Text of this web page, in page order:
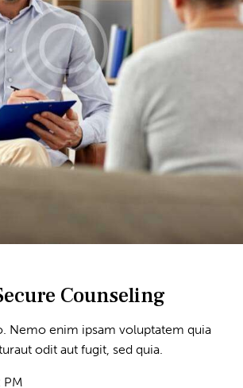
Counseling
Nemo enim ipsam voluptatem quia
odit aut fugit, sed quia.
PM